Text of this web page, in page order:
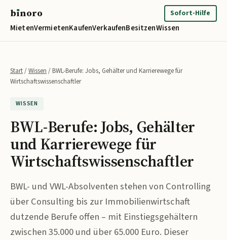
bınoro
MietenVermietenKaufenVerkaufenBesitzenWissen
Sofort-Hilfe
Start/Wissen / BWL-Berufe: Jobs, Gehälter und Karrierewege für
Wirtschaftswissenschaftler
WISSEN
BWL-Berufe: Jobs, Gehälter
und Karrierewege für
Wirtschaftswissenschaftler
BWL- und VWL-Absolventen stehen von Controlling
über Consulting bis zur Immobilienwirtschaft
dutzende Berufe offen – mit Einstiegsgehältern
zwischen 35.000 und über 65.000 Euro. Dieser